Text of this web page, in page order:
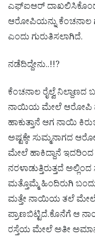
ಎಫ್‌ಐಆರ್
ಆರೋಪಿಯನ್ನು
ಎಂದು ಗುರುತಿಸಲಾಗಿದೆ.
ನಡೆದಿದ್ದೇನು..!!?
ಕೆಂಚನಾಲ ರೈಲ್ವೆ
ನಾಯಿಯ ಮೇಲೆ ಆರೋಪಿ
ಹಾಕುತ್ತಾನೆ ಆಗ ನಾಯಿ
ಅಷ್ಟಕ್ಕೇ ಸುಮ್ಮನಾಗದ
ಮೇಲೆ ಹಾಕಿದ್ದಾನೆ
ನರಳಾಡುತ್ತಿರುತ್ತದೆ
ಮತ್ತೊಮ್ಮೆ ಹಿಂದಿರುಗಿ ಬಂದು
ಮತ್ತೇ ನಾಯಿಯ ತಲೆ ಮೇಲೆ
ಪ್ರಾಣಬಿಟ್ಟಿದೆ.ಕೊನೆಗೆ ಆ
ರಸ್ತೆಯ ಮೇಲೆ ಅತೀ